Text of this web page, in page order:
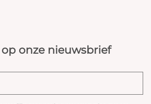
onze nieuwsbrief